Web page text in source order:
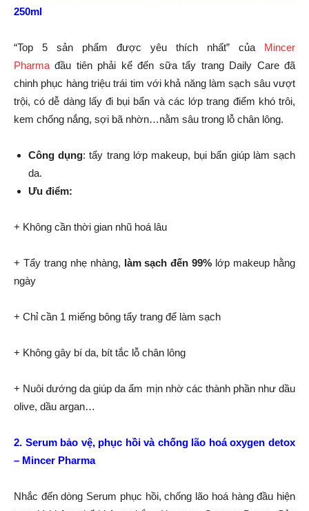
250ml
“Top 5 sản phẩm được yêu thích nhất” của Mincer
Pharma đầu tiên phải kể đến sữa tẩy trang Daily Care đã
chinh phục hàng triệu trái tim với khả năng làm sạch sâu vượt
trội, có dễ dàng lấy đi bụi bẩn và các lớp trang điểm khó trôi,
kem chống nắng, sợi bã nhờn…nằm sâu trong lỗ chân lông.
Công dụng: tẩy trang lớp makeup, bụi bẩn giúp làm sạch
da.
Ưu điểm:
+ Không cần thời gian nhũ hoá lâu
+ Tẩy trang nhẹ nhàng, làm sạch đến 99% lớp makeup hằng
ngày
+ Chỉ cần 1 miếng bông tẩy trang để làm sạch
+ Không gây bí da, bít tắc lỗ chân lông
+ Nuôi dướng da giúp da ẩm mịn nhờ các thành phần như dầu
olive, dầu argan…
2. Serum bảo vệ, phục hồi và chống lão hoá oxygen detox
– Mincer Pharma
Nhắc đến dòng Serum phục hồi, chống lão hoá hàng đầu hiện